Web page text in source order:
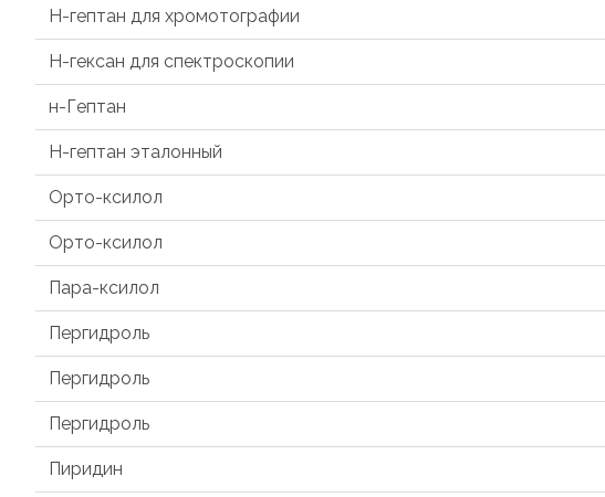
Н-гептан для хромотографии
Н-гексан для спектроскопии
н-Гептан
Н-гептан эталонный
Орто-ксилол
Орто-ксилол
Пара-ксилол
Пергидроль
Пергидроль
Пергидроль
Пиридин